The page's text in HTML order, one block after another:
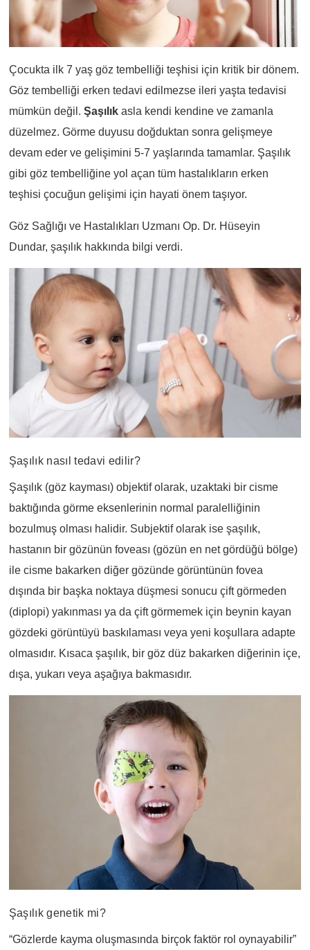
Çocukta ilk 7 yaş göz tembelliği teşhisi için kritik bir dönem.
Göz tembelliği erken tedavi edilmezse ileri yaşta tedavisi
mümkün değil. Şaşılıkasla kendi kendine ve zamanla
düzelmez. Görme duyusu doğduktan sonra gelişmeye
devam eder ve gelişimini 5-7 yaşlarında tamamlar. Şaşılık
gibi göz tembelliğine yol açan tüm hastalıkların erken
teşhisi çocuğun gelişimi için hayati önem taşıyor.
Göz Sağlığı ve Hastalıkları Uzmanı Op. Dr. Hüseyin
Dundar, şaşılık hakkında bilgi verdi.
Şaşılık nasıl tedavi edilir?
Şaşılık (göz kayması) objektif olarak, uzaktaki bir cisme
baktığında görme eksenlerinin normal paralelliğinin
bozulmuş olması halidir. Subjektif olarak ise şaşılık,
hastanın bir gözünün foveası (gözün en net gördüğü bölge)
ile cisme bakarken diğer gözünde görüntünün fovea
dışında bir başka noktaya düşmesi sonucu çift görmeden
(diplopi) yakınması ya da çift görmemek için beynin kayan
gözdeki görüntüyü baskılaması veya yeni koşullara adapte
olmasıdır. Kısaca şaşılık, bir göz düz bakarken diğerinin içe,
dışa, yukarı veya aşağıya bakmasıdır.
Şaşılık genetik mi?
“Gözlerde kayma oluşmasında birçok faktör rol oynayabilir”